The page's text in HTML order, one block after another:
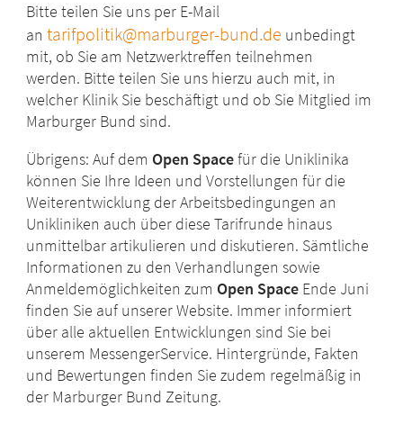
Bitte teilen Sie uns per E-Mail
antarifpolitik@marburger-bund.de unbedingt
mit, ob Sie am Netzwerktreffen teilnehmen
werden. Bitte teilen Sie uns hierzu auch mit, in
welcher Klinik Sie beschäftigt und ob Sie Mitglied im
Marburger Bund sind.
Übrigens: Auf dem Open Spacefür die Uniklinika
können Sie Ihre Ideen und Vorstellungen für die
Weiterentwicklung der Arbeitsbedingungen an
Unikliniken auch über diese Tarifrunde hinaus
unmittelbar artikulieren und diskutieren. Sämtliche
Informationen zu den Verhandlungen sowie
Anmeldemöglichkeiten zum Open Space Ende Juni
finden Sie auf unserer Website. Immer informiert
über alle aktuellen Entwicklungen sind Sie bei
unserem MessengerService. Hintergründe, Fakten
und Bewertungen finden Sie zudem regelmäßig in
der Marburger Bund Zeitung.